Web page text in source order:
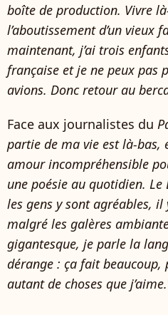
boîte de production. Vivre
l’aboutissement d’un vieux
maintenant, j’ai trois
française et je ne peux pas
avions. Donc retour au
Face aux journalistes du
partie de ma vie est là-bas,
amour incompréhensible
une poésie au quotidien.
les gens y sont agréables,
malgré les galères
gigantesque, je parle la
dérange : ça fait beaucoup,
autant de choses que j’aime.